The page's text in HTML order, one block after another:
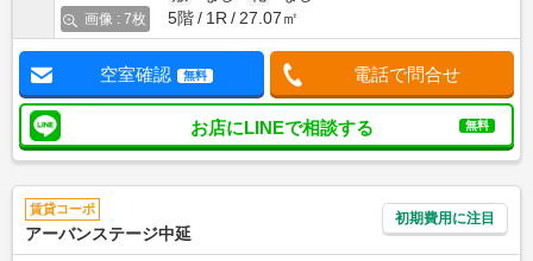
画像 : 7枚
5階
1R 27.07㎡
空室確認 無料 電話で問合せ
お店にLINEで相談する 無料
賃貸コーポ
アーバンステージ中延
初期費用に注目